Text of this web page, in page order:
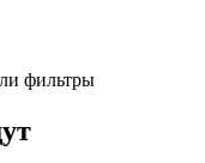
фильтры